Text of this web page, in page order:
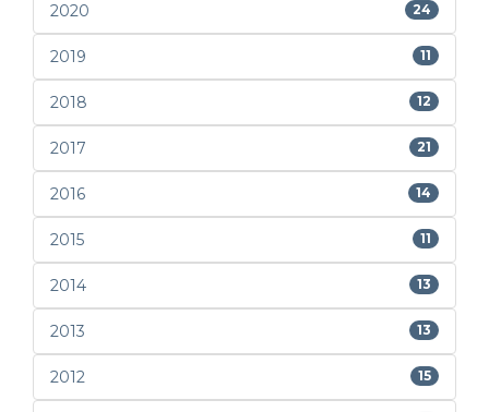
2020 24
2019 11
2018 12
2017 21
2016 14
2015 11
2014 13
2013 13
2012 15